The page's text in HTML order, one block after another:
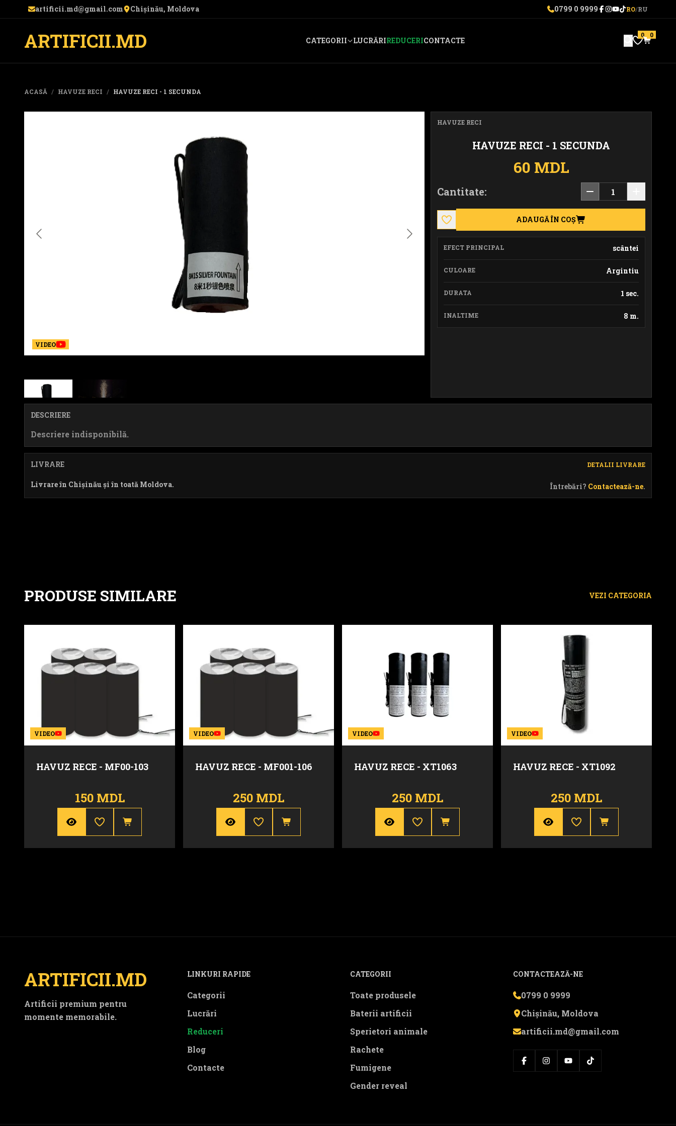
artificii.md@gmail.com Chișinău, Moldova 0799 0 9999 RO/RU
ARTIFICII.MD CATEGORII LUCRĂRIREDUCERICONTACTE
0 0
ACASĂ / HAVUZE RECI / HAVUZE RECI - 1 SECUNDA
VIDEO
HAVUZE RECI
HAVUZE RECI - 1 SECUNDA
60 MDL
Cantitate:
ADAUGĂ ÎN COȘ
EFECT PRINCIPAL scântei
CULOARE Argintiu
DURATA 1 sec.
INALTIME 8 m.
DESCRIERE
Descriere indisponibilă.
LIVRARE DETALII LIVRARE
Livrare în Chișinău și în toată Moldova. Întrebări? Contactează-ne.
PRODUSE SIMILARE VEZI CATEGORIA
VIDEO
HAVUZ RECE - MF00-103
150 MDL
VIDEO
HAVUZ RECE - MF001-106
250 MDL
VIDEO
HAVUZ RECE - XT1063
250 MDL
VIDEO
HAVUZ RECE - XT1092
250 MDL
ARTIFICII.MD
Artificii premium pentru
momente memorabile.
LINKURI RAPIDE
Categorii
Lucrări
Reduceri
Blog
Contacte
CATEGORII
Toate produsele
Baterii artificii
Sperietori animale
Rachete
Fumigene
Gender reveal
CONTACTEAZĂ-NE
0799 0 9999
Chișinău, Moldova
artificii.md@gmail.com